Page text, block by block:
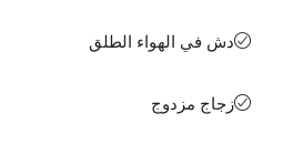
دش في الهواء الطلق
زجاج مزدوج